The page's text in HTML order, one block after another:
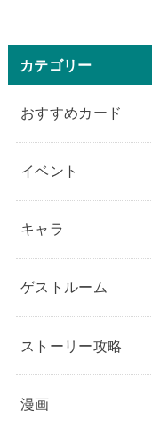
カテゴリー
おすすめカード
イベント
キャラ
ゲストルーム
ストーリー攻略
漫画